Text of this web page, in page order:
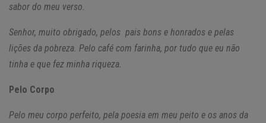
sabor do meu verso.
Senhor, muito obrigado, pelos pais bons e honrados e pelas
lições da pobreza. Pelo café com farinha, por tudo que eu não
tinha e que fez minha riqueza.
Pelo Corpo
Pelo meu corpo perfeito, pela poesia em meu peito e os anos da